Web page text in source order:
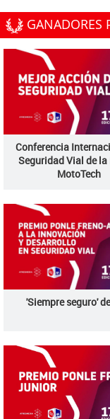
GANADORES
Conferencia
Seguridad Vial de la
MotoTech
'Siempre seguro'